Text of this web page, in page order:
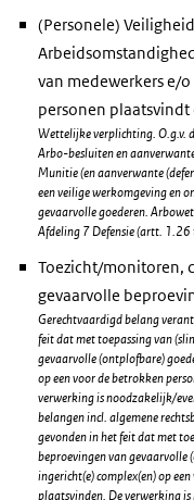
(Personele)
van medewerkers e/
personen
Wettelijke verplichting. O.g.v.
Arbo-besluiten en
Munitie (en aanverwante
een veilige werkomgeving en
gevaarvolle goederen.
Afdeling 7 Defensie (artt.
Toezicht/monitoren,
gevaarvolle
Gerechtvaardigd belang
feit dat met toepassing van
gevaarvolle (ontplofbare)
op een voor de betrokken
verwerking is noodzakelijk/
belangen incl. algemene
gevonden in het feit dat met
beproevingen van gevaarvolle
ingericht(e) complex(en) op
plaatsvinden. De verwerking